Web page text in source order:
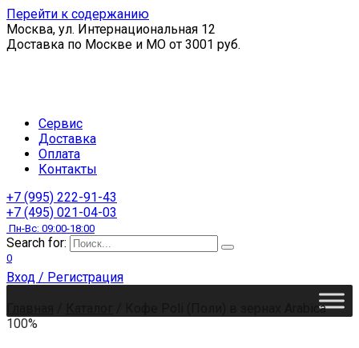
Перейти к содержанию
Москва, ул. Интернациональная 12
Доставка по Москве и МО от 3001 руб.
Сервис
Доставка
Оплата
Контакты
+7 (995) 222-91-43
+7 (495) 021-04-03
Пн-Вс: 09:00-18:00
Search for:
0
Вход / Регистрация
Кофе Poli (Поли) в зернах Arabica
100%